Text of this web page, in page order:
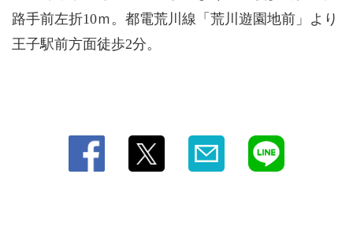
路手前左折10ｍ。都電荒川線「荒川遊園地前」より
王子駅前方面徒歩2分。